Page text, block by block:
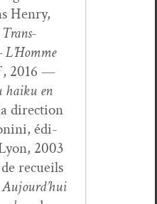
Hen­ry,
Trans-
, 2016 —
haiku en
direc­tion
édi­
2003
recueils
Aujour­d’hui